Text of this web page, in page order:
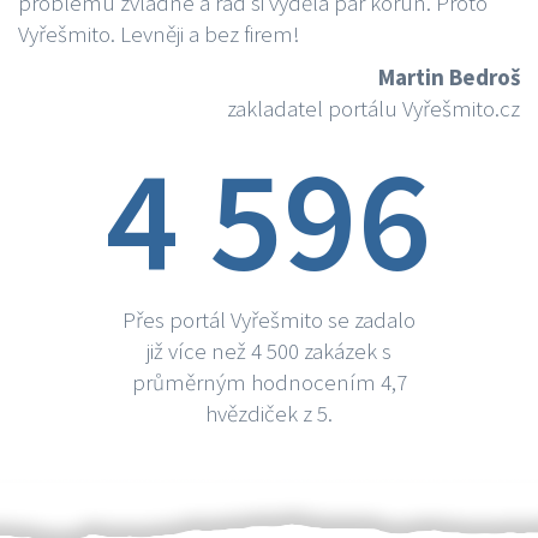
Vyřešmito. Levněji a bez firem!
Martin Bedroš
zakladatel portálu Vyřešmito.cz
4 596
Přes portál Vyřešmito se zadalo
již více než 4 500 zakázek s
průměrným hodnocením 4,7
hvězdiček z 5.